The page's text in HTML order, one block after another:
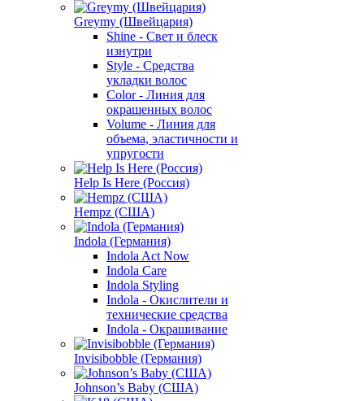
Greymy (Швейцария)
Shine - Свет и блеск
изнутри
Style - Средства
укладки волос
Color - Линия для
окрашенных волос
Volume - Линия для
объема, эластичности и
упругости
Help Is Here (Россия)
Hempz (США)
Indola (Германия)
Indola Act Now
Indola Care
Indola Styling
Indola - Окислители и
технические средства
Indola - Окрашивание
Invisibobble (Германия)
Johnson’s Baby (США)